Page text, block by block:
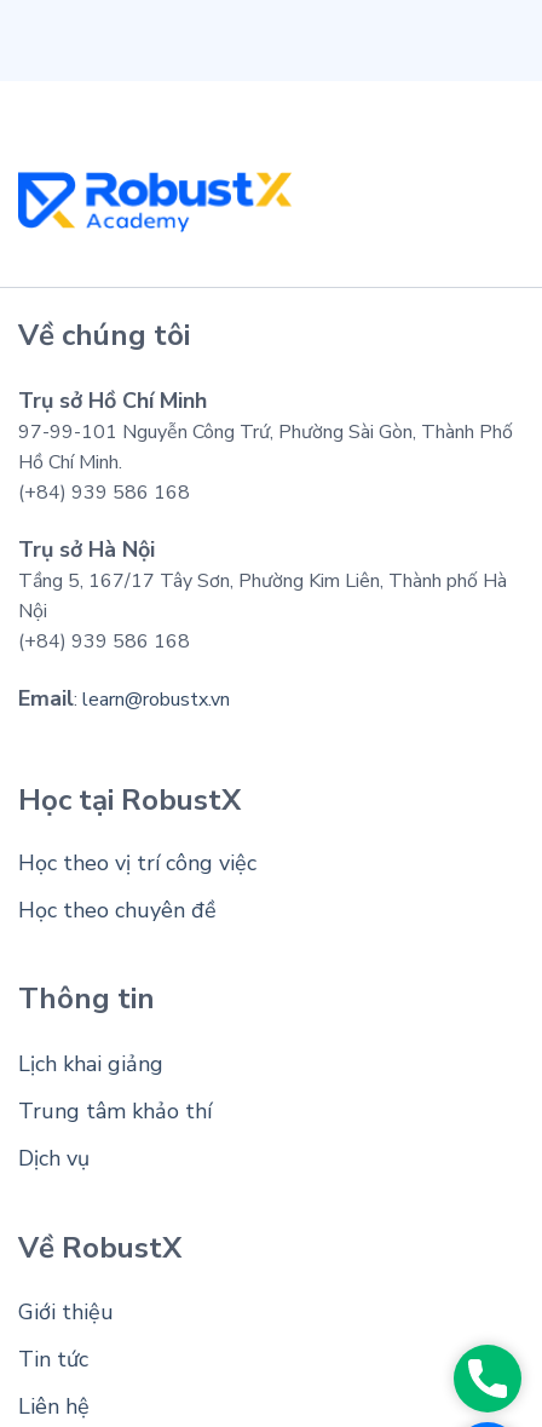
Về chúng tôi
Trụ sở Hồ Chí Minh
97-99-101 Nguyễn Công Trứ, Phường Sài Gòn, Thành Phố
Hồ Chí Minh.
(+84) 939 586 168
Trụ sở Hà Nội
Tầng 5, 167/17 Tây Sơn, Phường Kim Liên, Thành phố Hà
Nội
(+84) 939 586 168
Email: learn@robustx.vn
Học tại RobustX
Học theo vị trí công việc
Học theo chuyên đề
Thông tin
Lịch khai giảng
Trung tâm khảo thí
Dịch vụ
Về RobustX
Giới thiệu
Tin tức
Liên hệ
Phone